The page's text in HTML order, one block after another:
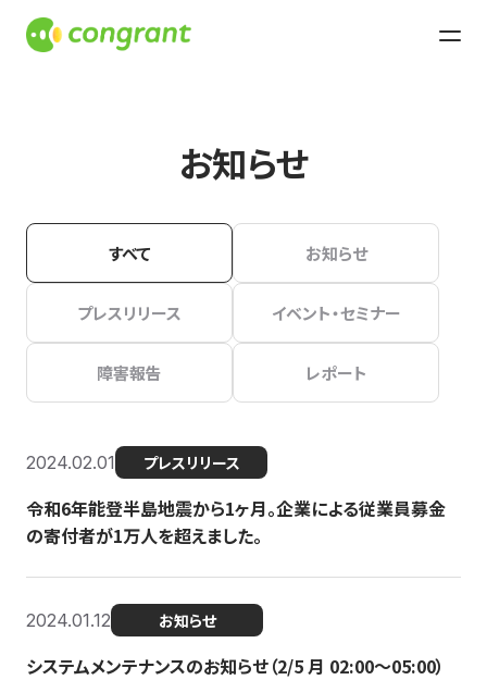
お知らせ
すべて お知らせ
プレスリリース イベント・セミナー
障害報告 レポート
2024.02.01 プレスリリース
令和6年能登半島地震から1ヶ月。企業による従業員募金
の寄付者が1万人を超えました。
2024.01.12 お知らせ
システムメンテナンスのお知らせ（2/5 月 02:00〜05:00）